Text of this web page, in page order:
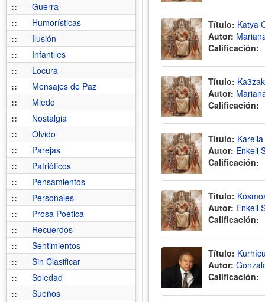
::
Guerra
::
Humorísticas
::
Ilusión
::
Infantiles
::
Locura
::
Mensajes de Paz
::
Miedo
::
Nostalgia
::
Olvido
::
Parejas
::
Patrióticos
::
Pensamientos
::
Personales
::
Prosa Poética
::
Recuerdos
::
Sentimientos
::
Sin Clasificar
::
Soledad
::
Sueños
Título: Katya
Autor:
Calificación:
Título:
Autor:
Calificación:
Título:
Autor: Enkeli
Calificación:
Título:
Autor: Enkeli
Calificación:
Título:
Autor:
Calificación: